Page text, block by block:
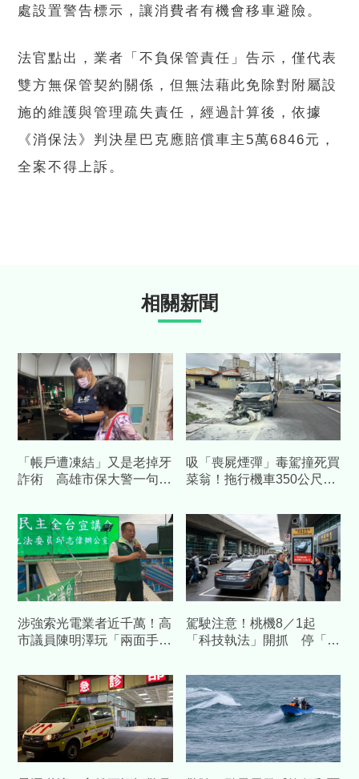
處設置警告標示，讓消費者有機會移車避險。
法官點出，業者「不負保管責任」告示，僅代表
雙方無保管契約關係，但無法藉此免除對附屬設
施的維護與管理疏失責任，經過計算後，依據
《消保法》判決星巴克應賠償車主5萬6846元，
全案不得上訴。
相關新聞
「帳戶遭凍結」又是老掉牙
詐術 高雄市保大警一句話
吸「喪屍煙彈」毒駕撞死買
菜翁！拖行機車350公尺起
涉強索光電業者近千萬！高
市議員陳明澤玩「兩面手
駕駛注意！桃機8／1起
「科技執法」開抓 停「這
元